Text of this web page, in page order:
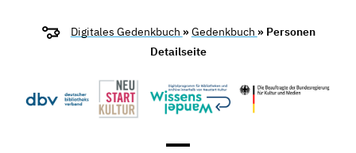
Digitales Gedenkbuch »Gedenkbuch » Personen
Detailseite